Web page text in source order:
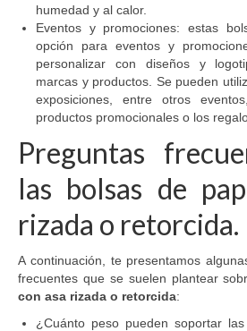
humedad y al calor.
Eventos y promociones: estas
opción para eventos y
personalizar con diseños y
marcas y productos. Se pueden
exposiciones, entre otros
productos promocionales o los
Preguntas
las bolsas de
rizada o retorcida.
A continuación, te presentamos
frecuentes que se suelen plantear
con asa rizada o retorcida:
¿Cuánto peso pueden soportar las